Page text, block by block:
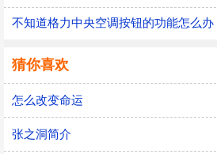
不知道格力中央空调按钮的功能怎么办
猜你喜欢
怎么改变命运
张之洞简介